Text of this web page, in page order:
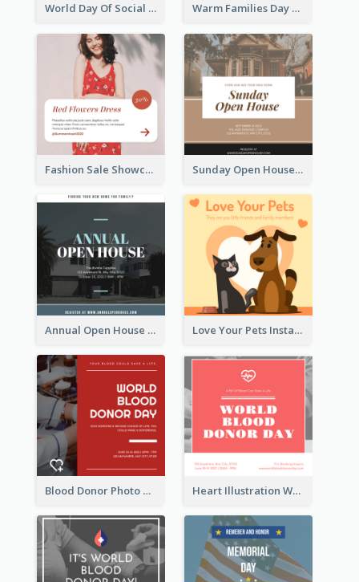
World Day Of Social Justice Instagram Post Warm Families Day Sales Instagram Post
Fashion Sale Showcase Instagram Post Sunday Open House Instagram Post
Annual Open House Instagram Post Love Your Pets Instagram Post
Blood Donor Photo World Blood Donor Day Instagram Post Heart Illustration World Blood Donor Day Instagram Post